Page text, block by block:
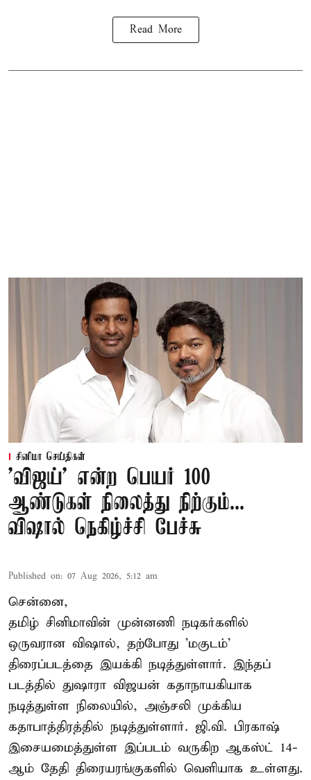
Read More
சினிமா செய்திகள்
'விஜய்' என்ற பெயர் 100
ஆண்டுகள் நிலைத்து நிற்கும்...
விஷால் நெகிழ்ச்சி பேச்சு
Published on: 07 Aug 2026, 5:12 am
சென்னை,
தமிழ் சினிமாவின் முன்னணி நடிகர்களில்
ஒருவரான விஷால், தற்போது 'மகுடம்'
திரைப்படத்தை இயக்கி நடித்துள்ளார். இந்தப்
படத்தில் துஷாரா விஜயன் கதாநாயகியாக
நடித்துள்ள நிலையில், அஞ்சலி முக்கிய
கதாபாத்திரத்தில் நடித்துள்ளார். ஜி.வி. பிரகாஷ்
இசையமைத்துள்ள இப்படம் வருகிற ஆகஸ்ட் 14-
ஆம் தேதி திரையரங்குகளில் வெளியாக உள்ளது.